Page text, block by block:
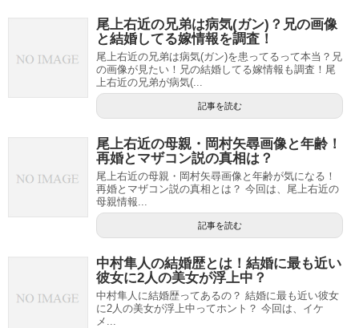
尾上右近の兄弟は病気(ガン)？兄の画像
と結婚してる嫁情報を調査！
尾上右近の兄弟は病気(ガン)を患ってるって本当？兄
の画像が見たい！兄の結婚してる嫁情報も調査！尾
上右近の兄弟が病気(...
記事を読む
尾上右近の母親・岡村矢尋画像と年齢！
再婚とマザコン説の真相は？
尾上右近の母親・岡村矢尋画像と年齢が気になる！
再婚とマザコン説の真相とは？ 今回は、尾上右近の
母親情報...
記事を読む
中村隼人の結婚歴とは！結婚に最も近い
彼女に2人の美女が浮上中？
中村隼人に結婚歴ってあるの？ 結婚に最も近い彼女
に2人の美女が浮上中ってホント？ 今回は、イケ
メ...